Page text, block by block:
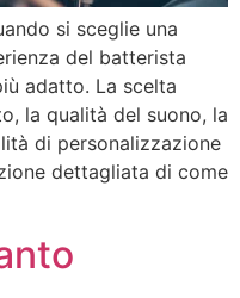
si sceglie una
del batterista
adatto. La scelta
la qualità del suono, la
di personalizzazione
dettagliata di come